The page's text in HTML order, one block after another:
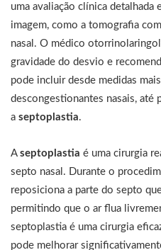
uma avaliação clínica detalhada
imagem, como a tomografia
nasal. O médico
gravidade do desvio e
pode incluir desde medidas
descongestionantes nasais, até
a septoplastia.
A septoplastia é uma cirurgia
septo nasal. Durante o
reposiciona a parte do septo
permitindo que o ar flua
septoplastia é uma cirurgia
pode melhorar